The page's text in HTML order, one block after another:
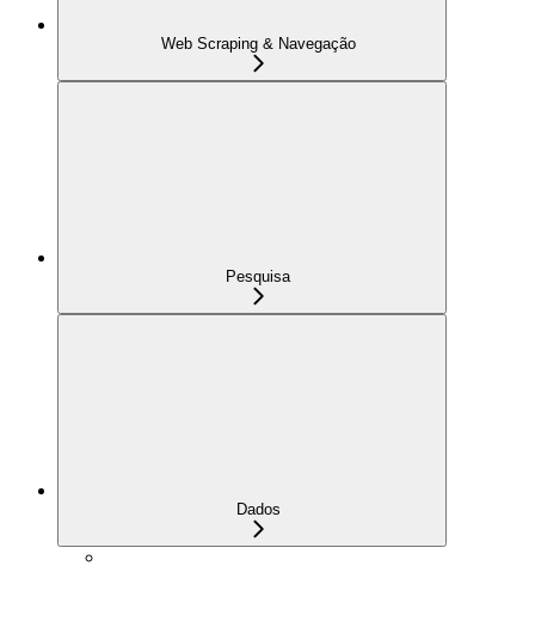
Web Scraping & Navegação
Pesquisa
Dados